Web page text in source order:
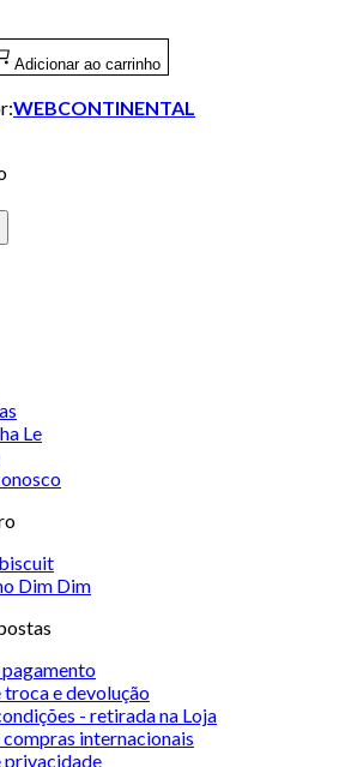
Adicionar ao carrinho
WEBCONTINENTAL
Le
Dim Dim
pagamento
e devolução
- retirada na Loja
compras internacionais
privacidade